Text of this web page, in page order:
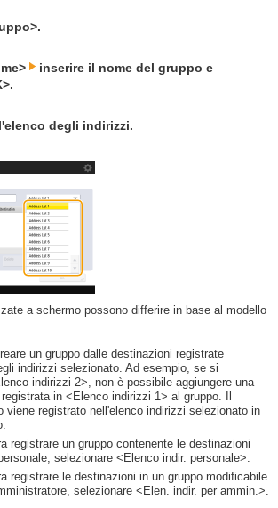
inserire il nome del gruppo e
degli indirizzi.
a schermo possono differire in base al modello
un gruppo dalle destinazioni registrate
indirizzi selezionato. Ad esempio, se si
indirizzi 2>, non è possibile aggiungere una
in <Elenco indirizzi 1> al gruppo. Il
viene registrato nell'elenco indirizzi selezionato in
registrare un gruppo contenente le destinazioni
selezionare <Elenco indir. personale>.
registrare le destinazioni in un gruppo modificabile
selezionare <Elen. indir. per ammin.>.